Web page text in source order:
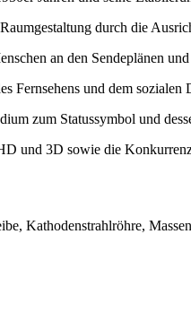
durch die
an den Sendeplänen
Fernsehens und dem
zum Statussymbol und
und 3D sowie die
Kathodenstrahlröhre,